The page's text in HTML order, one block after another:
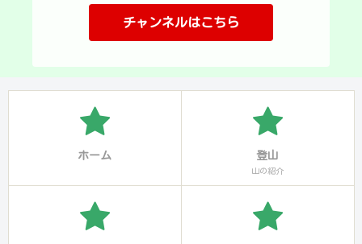
チャンネルはこちら
ホーム 登山
山の紹介